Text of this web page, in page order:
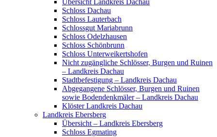
Übersicht Landkreis Dachau
Schloss Dachau
Schloss Lauterbach
Schlossgut Mariabrunn
Schloss Odelzhausen
Schloss Schönbrunn
Schloss Unterweikertshofen
Nicht zugängliche Schlösser, Burgen und Ruinen
– Landkreis Dachau
Stadtbefestigung – Landkreis Dachau
Abgegangene Schlösser, Burgen und Ruinen
sowie Bodendenkmäler – Landkreis Dachau
Klöster Landkreis Dachau
Landkreis Ebersberg
Übersicht – Landkreis Ebersberg
Schloss Egmating